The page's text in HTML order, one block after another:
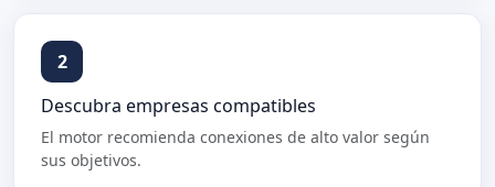
2
Descubra empresas compatibles
El motor recomienda conexiones de alto valor según
sus objetivos.